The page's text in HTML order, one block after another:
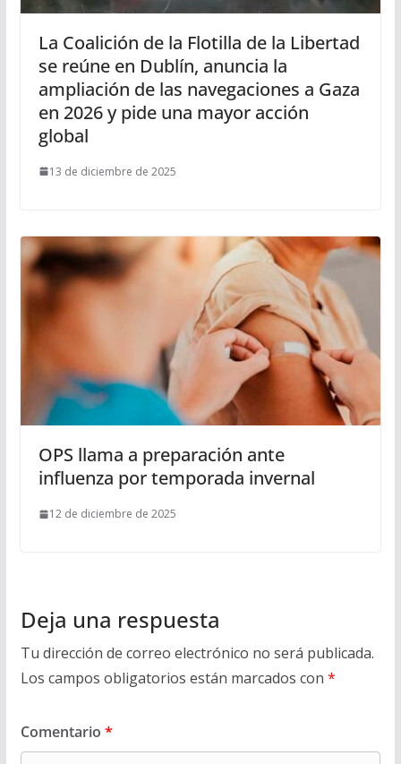
La Coalición de la Flotilla de la Libertad
se reúne en Dublín, anuncia la
ampliación de las navegaciones a Gaza
en 2026 y pide una mayor acción
global
13 de diciembre de 2025
OPS llama a preparación ante
influenza por temporada invernal
12 de diciembre de 2025
Deja una respuesta
Tu dirección de correo electrónico no será publicada.
Los campos obligatorios están marcados con *
Comentario *